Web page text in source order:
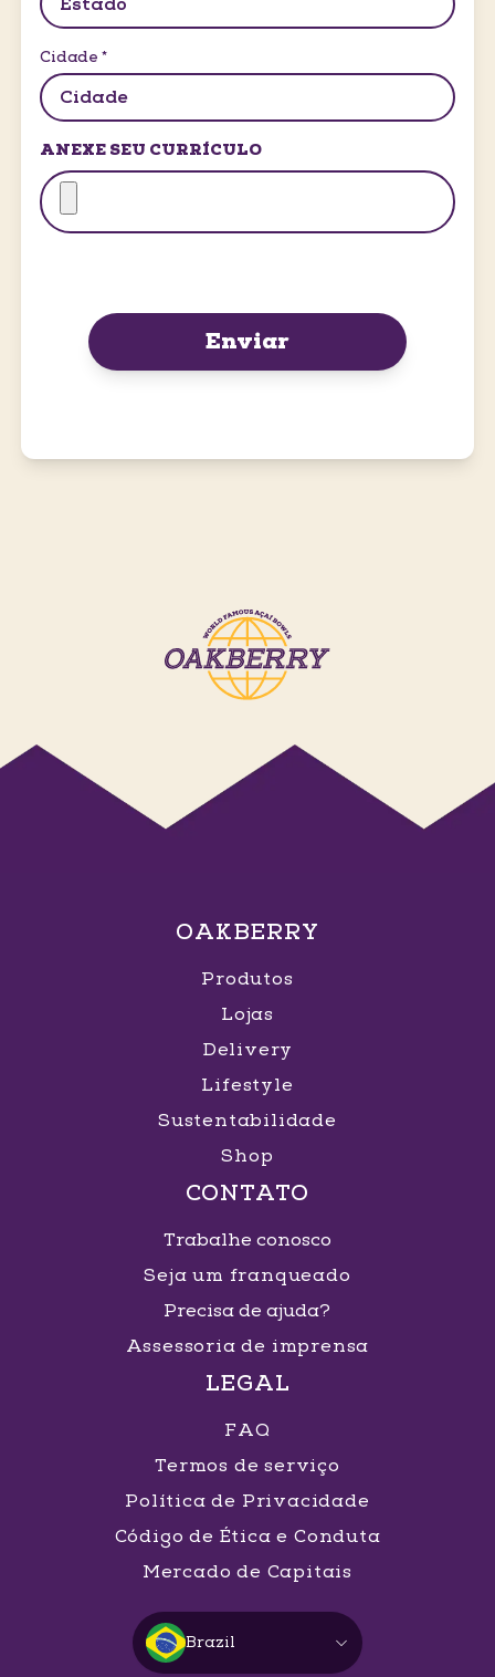
Cidade *
ANEXE SEU CURRÍCULO
Enviar
OAKBERRY
Produtos
Lojas
Delivery
Lifestyle
Sustentabilidade
Shop
CONTATO
Trabalhe conosco
Seja um franqueado
Precisa de ajuda?
Assessoria de imprensa
LEGAL
FAQ
Termos de serviço
Política de Privacidade
Código de Ética e Conduta
Mercado de Capitais
Brazil